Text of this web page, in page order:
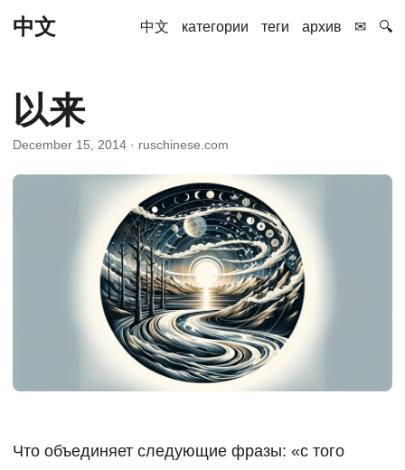
中文 中文 категории теги архив ✉ 🔍
以来
December 15, 2014 · ruschinese.com
Что объединяет следующие фразы: «с того